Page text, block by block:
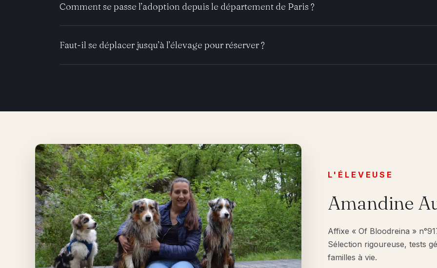
Comment se passe l’adoption depuis le département de Paris ?
Faut-il se déplacer jusqu’à l’élevage pour réserver ?
L'ÉLEVEUSE
Amandine
Affixe « Of Bloodreina »
Sélection rigoureuse, tests
familles à vie.